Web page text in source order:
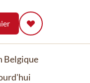
Belgique